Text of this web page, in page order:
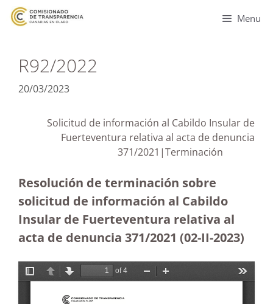
Menu
R92/2022
20/03/2023
Solicitud de información al Cabildo Insular de
Fuerteventura relativa al acta de denuncia
371/2021|Terminación
Resolución de terminación sobre
solicitud de información al Cabildo
Insular de Fuerteventura relativa al
acta de denuncia 371/2021 (02-II-2023)